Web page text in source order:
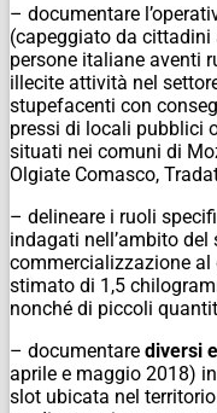
– documentare
(capeggiato da
persone italiane aventi
illecite attività nel
stupefacenti con
pressi di locali pubblici
situati nei comuni di
Olgiate Comasco,
– delineare i ruoli
indagati nell’ambito
commercializzazione
stimato di 1,5
nonché di piccoli
– documentare diversi
aprile e maggio 2018)
slot ubicata nel